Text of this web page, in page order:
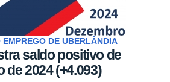
DE UBERLÂNDIA
saldo positivo de
de 2024 (+4.093)